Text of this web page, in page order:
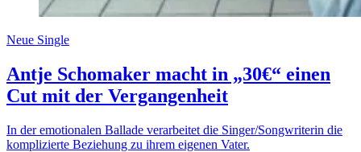
Neue Single
Antje Schomaker macht in „30€“ einen
Cut mit der Vergangenheit
In der emotionalen Ballade verarbeitet die Singer/Songwriterin die
komplizierte Beziehung zu ihrem eigenen Vater.